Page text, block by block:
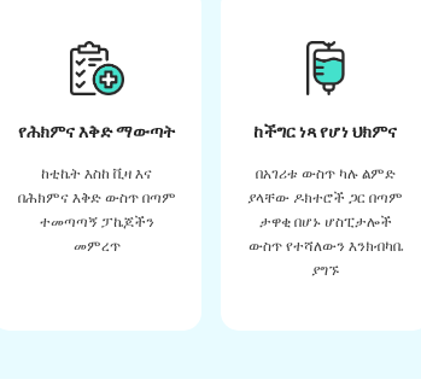
የሕክምና እቅድ ማውጣት
ከቲኬት እስከ ቪዛ እና
በሕክምና እቅድ ውስጥ በጣም
ተመጣጣኝ ፓኬጆችን
መምረጥ
ከችግር ነጻ የሆነ ህክምና
በአገሪቱ ውስጥ ካሉ ልምድ
ያላቸው ዶክተሮች ጋር በጣም
ታዋቂ በሆኑ ሆስፒታሎች
ውስጥ የተሻለውን እንክብካቤ
ያግኙ